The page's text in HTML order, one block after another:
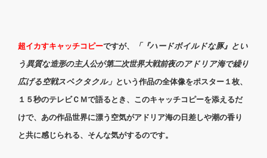
超イカすキャッチコピーですが、
「『ハードボイルドな豚』とい
う異質な造形の主人公が第二次世界大戦前夜のアドリア海で繰り
広げる空戦スペクタクル」 という作品の全体像をポスター１枚、
１５秒のテレビＣＭで語るとき、このキャッチコピーを添えるだ
けで、あの作品世界に漂う空気がアドリア海の日差しや潮の香り
と共に感じられる、そんな気がするのです。